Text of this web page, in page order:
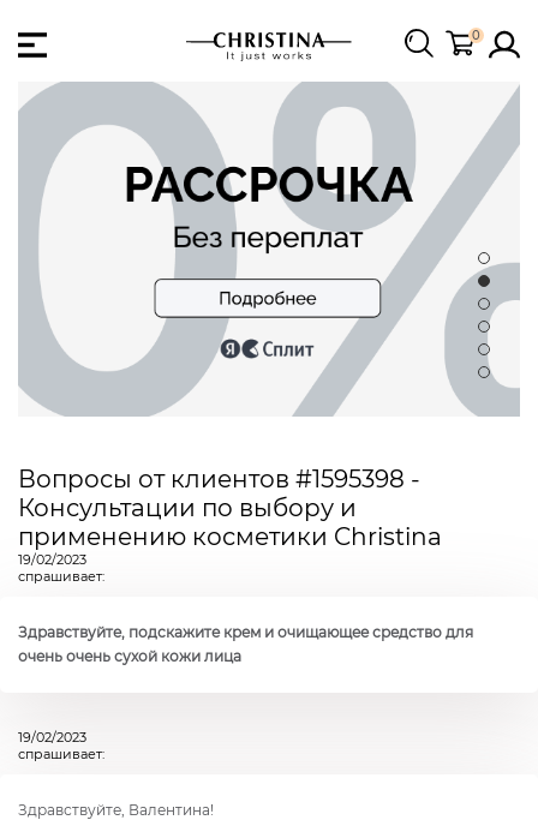
0
Вопросы от клиентов #1595398 -
Консультации по выбору и
применению косметики Christina
19/02/2023
спрашивает:
Здравствуйте, подскажите крем и очищающее средство для
очень очень сухой кожи лица
19/02/2023
спрашивает:
Здравствуйте, Валентина!